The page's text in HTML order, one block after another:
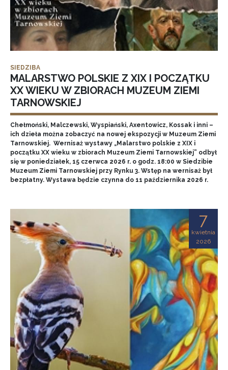
SIEDZIBA
MALARSTWO POLSKIE Z XIX I POCZĄTKU
XX WIEKU W ZBIORACH MUZEUM ZIEMI
TARNOWSKIEJ
Chełmoński, Malczewski, Wyspiański, Axentowicz, Kossak i inni –
ich dzieła można zobaczyć na nowej ekspozycji w Muzeum Ziemi
Tarnowskiej. Wernisaż wystawy „Malarstwo polskie z XIX i
początku XX wieku w zbiorach Muzeum Ziemi Tarnowskiej” odbył
się w poniedziałek, 15 czerwca 2026 r. o godz. 18:00 w Siedzibie
Muzeum Ziemi Tarnowskiej przy Rynku 3. Wstęp na wernisaż był
bezpłatny. Wystawa będzie czynna do 11 października 2026 r.
7
kwietnia
2026